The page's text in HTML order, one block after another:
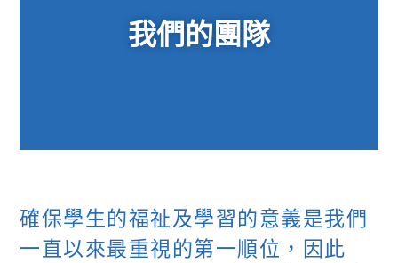
我們的團隊
確保學生的福祉及學習的意義是我們
一直以來最重視的第一順位，因此